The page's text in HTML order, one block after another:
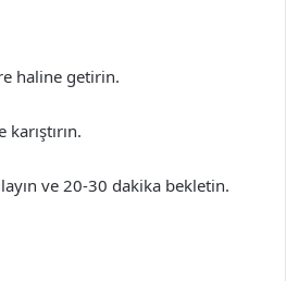
haline getirin.
ve 20-30 dakika bekletin.